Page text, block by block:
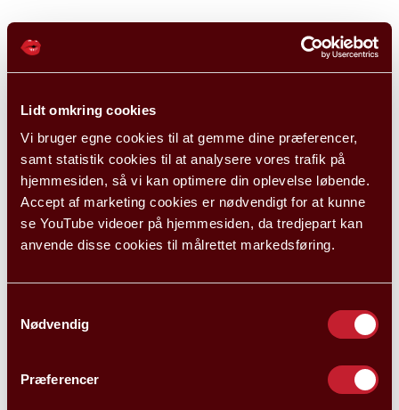
Lidt omkring cookies
Vi bruger egne cookies til at gemme dine præferencer,
samt statistik cookies til at analysere vores trafik på
hjemmesiden, så vi kan optimere din oplevelse løbende.
Accept af marketing cookies er nødvendigt for at kunne
se YouTube videoer på hjemmesiden, da tredjepart kan
anvende disse cookies til målrettet markedsføring.
Nødvendig
Præferencer